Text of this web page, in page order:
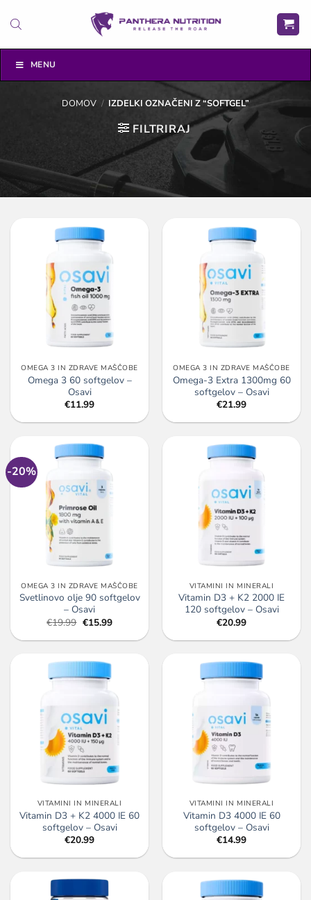
na
MENU
DOMOV / IZDELKI OZNAČENI Z “SOFTGEL”
FILTRIRAJ
OMEGA 3 IN ZDRAVE MAŠČOBE
Omega 3 60 softgelov –
Osavi
€11.99
OMEGA 3 IN ZDRAVE MAŠČOBE
Omega-3 Extra 1300mg 60
softgelov – Osavi
€21.99
-20%
OMEGA 3 IN ZDRAVE MAŠČOBE
Svetlinovo olje 90 softgelov
– Osavi
€19.99 Izvirna
cena
je
€15.99Trenutna
je:
VITAMINI IN MINERALI
Vitamin D3 + K2 2000 IE
120 softgelov – Osavi
€20.99
VITAMINI IN MINERALI
Vitamin D3 + K2 4000 IE 60
softgelov – Osavi
€20.99
VITAMINI IN MINERALI
Vitamin D3 4000 IE 60
softgelov – Osavi
€14.99